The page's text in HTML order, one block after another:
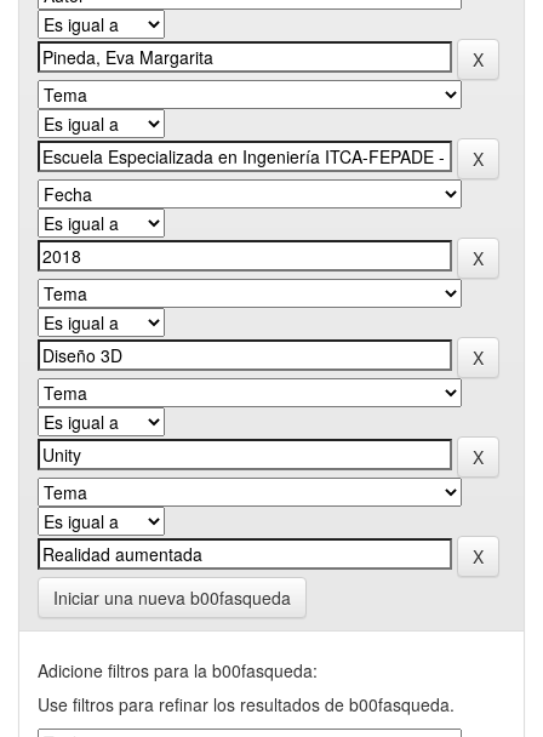
Iniciar una nueva b00fasqueda
Adicione filtros para la b00fasqueda:
Use filtros para refinar los resultados de b00fasqueda.